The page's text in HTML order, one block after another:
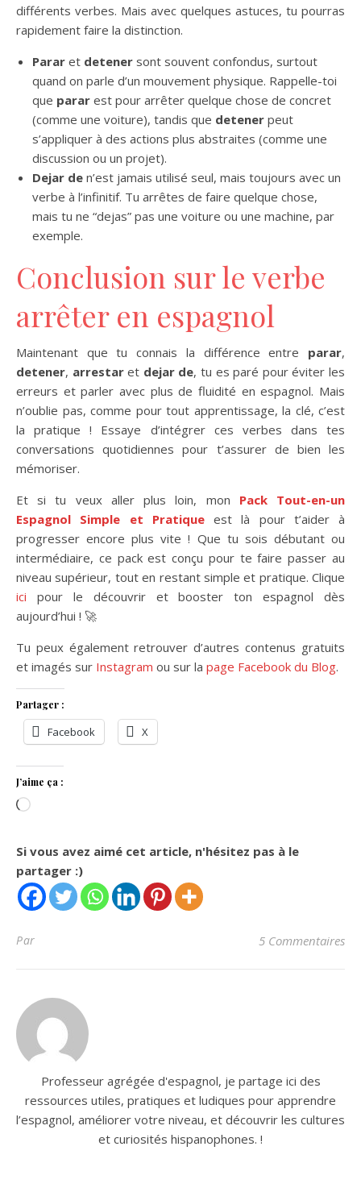
différents verbes. Mais avec quelques astuces, tu pourras
rapidement faire la distinction.
Parar et detener sont souvent confondus, surtout
quand on parle d’un mouvement physique. Rappelle-toi
que parar est pour arrêter quelque chose de concret
(comme une voiture), tandis que detener peut
s’appliquer à des actions plus abstraites (comme une
discussion ou un projet).
Dejar de n’est jamais utilisé seul, mais toujours avec un
verbe à l’infinitif. Tu arrêtes de faire quelque chose,
mais tu ne “dejas” pas une voiture ou une machine, par
exemple.
Conclusion sur le verbe
arrêter en espagnol
Maintenant que tu connais la différence entre parar,
detener, arrestaret dejar de, tu es paré pour éviter les
erreurs et parler avec plus de fluidité en espagnol. Mais
n’oublie pas, comme pour tout apprentissage, la clé, c’est
la pratique ! Essaye d’intégrer ces verbes dans tes
conversations quotidiennes pour t’assurer de bien les
mémoriser.
Et si tu veux aller plus loin, mon Pack Tout-en-un
Espagnol Simple et Pratique est là pour t’aider à
progresser encore plus vite ! Que tu sois débutant ou
intermédiaire, ce pack est conçu pour te faire passer au
niveau supérieur, tout en restant simple et pratique. Clique
ici pour le découvrir et booster ton espagnol dès
aujourd’hui ! 🚀
Tu peux également retrouver d’autres contenus gratuits
et imagés sur Instagram ou sur la page Facebook du Blog.
Partager :
Facebook X
J’aime ça :
Chargement…
Si vous avez aimé cet article, n'hésitez pas à le
partager :)
Par 5 Commentaires
Professeur agrégée d'espagnol, je partage ici des
ressources utiles, pratiques et ludiques pour apprendre
l’espagnol, améliorer votre niveau, et découvrir les cultures
et curiosités hispanophones. !